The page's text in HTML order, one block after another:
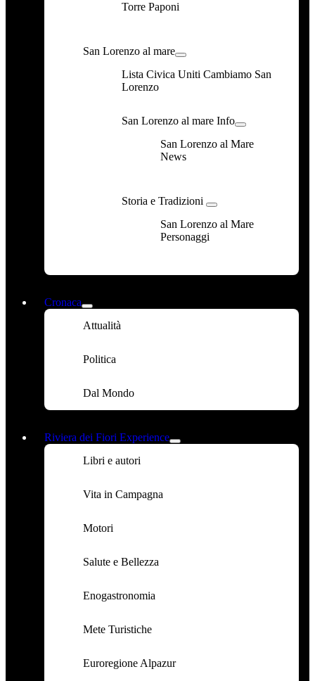
Torre Paponi
San Lorenzo al mare
Lista Civica Uniti Cambiamo San
Lorenzo
San Lorenzo al mare Info
San Lorenzo al Mare
News
Storia e Tradizioni
San Lorenzo al Mare
Personaggi
Cronaca
Attualità
Politica
Dal Mondo
Riviera dei Fiori Experience
Libri e autori
Vita in Campagna
Motori
Salute e Bellezza
Enogastronomia
Mete Turistiche
Euroregione Alpazur